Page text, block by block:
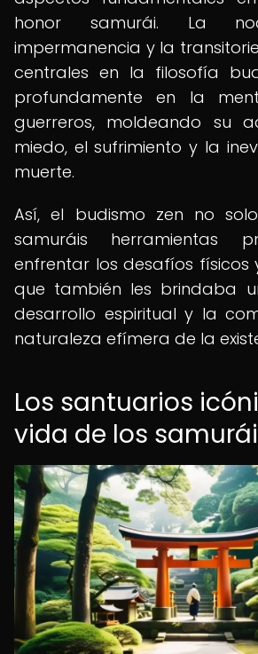
honor samurái. La
impermanencia y la
centrales en la filosofía
profundamente en la
guerreros, moldeando su
miedo, el sufrimiento y la
muerte.
Así, el budismo zen no
samuráis herramientas
enfrentar los desafíos físicos
que también les brindaba
desarrollo espiritual y la
naturaleza efímera de la
Los santuarios
vida de los